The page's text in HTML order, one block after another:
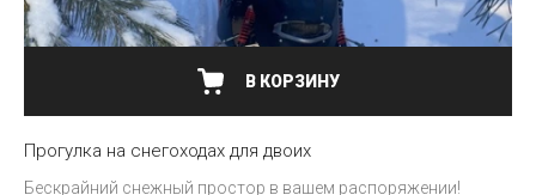
В КОРЗИНУ
Прогулка на снегоходах для двоих
Бескрайний снежный простор в вашем распоряжении!